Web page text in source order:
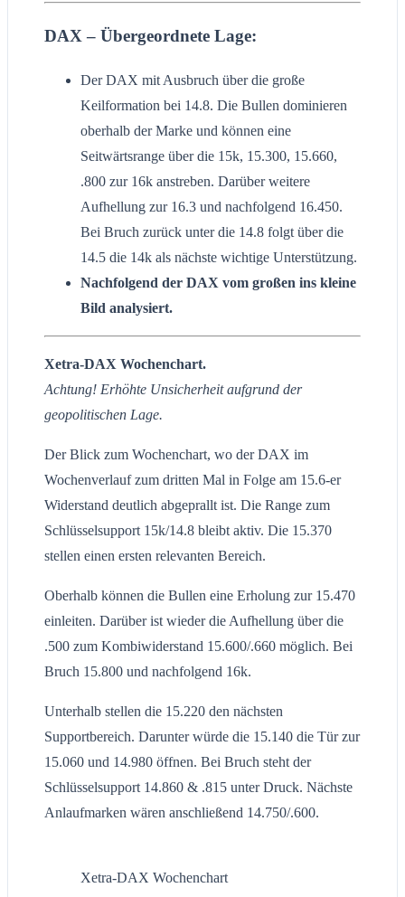
DAX – Übergeordnete Lage:
Der DAX mit Ausbruch über die große
Keilformation bei 14.8. Die Bullen dominieren
oberhalb der Marke und können eine
Seitwärtsrange über die 15k, 15.300, 15.660,
.800 zur 16k anstreben. Darüber weitere
Aufhellung zur 16.3 und nachfolgend 16.450.
Bei Bruch zurück unter die 14.8 folgt über die
14.5 die 14k als nächste wichtige Unterstützung.
Nachfolgend der DAX vom großen ins kleine
Bild analysiert.
Xetra-DAX Wochenchart.
Achtung! Erhöhte Unsicherheit aufgrund der
geopolitischen Lage.
Der Blick zum Wochenchart, wo der DAX im
Wochenverlauf zum dritten Mal in Folge am 15.6-er
Widerstand deutlich abgeprallt ist. Die Range zum
Schlüsselsupport 15k/14.8 bleibt aktiv. Die 15.370
stellen einen ersten relevanten Bereich.
Oberhalb können die Bullen eine Erholung zur 15.470
einleiten. Darüber ist wieder die Aufhellung über die
.500 zum Kombiwiderstand 15.600/.660 möglich. Bei
Bruch 15.800 und nachfolgend 16k.
Unterhalb stellen die 15.220 den nächsten
Supportbereich. Darunter würde die 15.140 die Tür zur
15.060 und 14.980 öffnen. Bei Bruch steht der
Schlüsselsupport 14.860 & .815 unter Druck. Nächste
Anlaufmarken wären anschließend 14.750/.600.
Xetra-DAX Wochenchart